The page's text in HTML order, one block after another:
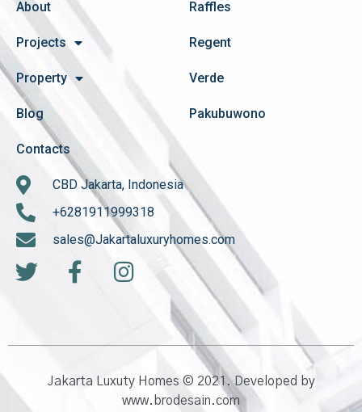
About
Projects
Property
Blog
Contacts
Raffles
Regent
Verde
Pakubuwono
CBD Jakarta, Indonesia
+6281911999318
sales@Jakartaluxuryhomes.com
Jakarta Luxuty Homes © 2021. Developed by
www.brodesain.com